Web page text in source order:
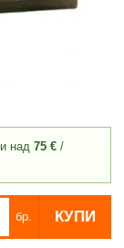
над 75 € /
бр. КУПИ